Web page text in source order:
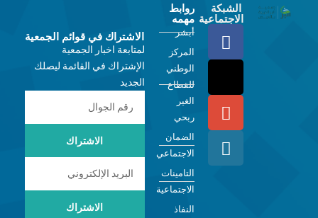
الشبكة
الاجتماعية
روابط
مهمه
أبشر
المركز
الوطني
للقطاع
الغير
ربحي
الضمان
الاجتماعي
التامينات
الاجتماعية
النفاذ
الاشتراك في قوائم الجمعية
لمتابعة اخبار الجمعية
الإشتراك في القائمة ليصلك
الجديد
الاشتراك
الاشتراك